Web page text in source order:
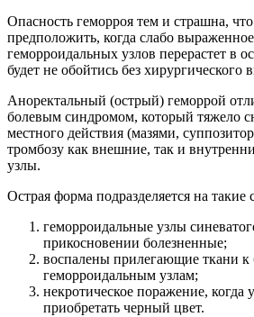
Опасность геморроя тем и страшна, что
предположить, когда слабо
геморроидальных узлов перерастет в
будет не обойтись без хирургического
Аноректальный (острый) геморрой
болевым синдромом, который тяжело
местного действия (мазями,
тромбозу как внешние, так и
узлы.
Острая форма подразделяется на такие
геморроидальные узлы
прикосновении болезненные;
воспалены прилегающие ткани к
геморроидальным узлам;
некротическое поражение, когда
приобретать черный цвет.